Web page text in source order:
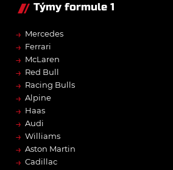
Týmy formule 1
→ Mercedes
→ Ferrari
→ McLaren
→ Red Bull
→ Racing Bulls
→ Alpine
→ Haas
→ Audi
→ Williams
→ Aston Martin
→ Cadillac